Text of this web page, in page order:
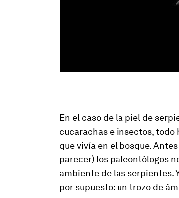
En el caso de la piel de
cucarachas e insectos, todo
que vivía en el bosque.
parecer) los paleontólogos
ambiente de las serpientes.
por supuesto: un trozo de